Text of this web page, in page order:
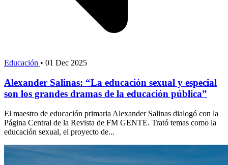
Educación • 01 Dec 2025
Alexander Salinas: “La educación sexual y especial
son los grandes dramas de la educación pública”
El maestro de educación primaria Alexander Salinas dialogó con la
Página Central de la Revista de FM GENTE. Trató temas como la
educación sexual, el proyecto de...